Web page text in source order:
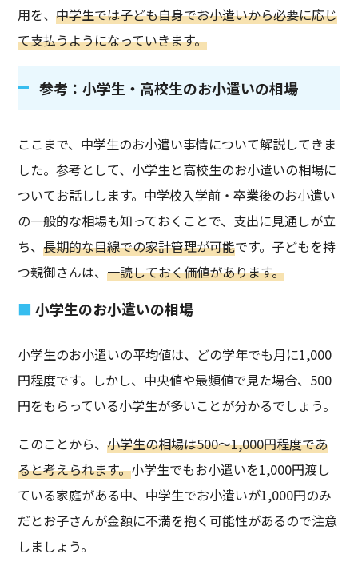
用を、中学生では子ども自身でお小遣いから必要に応じ
て支払うようになっていきます。
参考：小学生・高校生のお小遣いの相場
ここまで、中学生のお小遣い事情について解説してきま
した。参考として、小学生と高校生のお小遣いの相場に
ついてお話しします。中学校入学前・卒業後のお小遣い
の一般的な相場も知っておくことで、支出に見通しが立
ち、長期的な目線での家計管理が可能です。子どもを持
つ親御さんは、一読しておく価値があります。
小学生のお小遣いの相場
小学生のお小遣いの平均値は、どの学年でも月に1,000
円程度です。しかし、中央値や最頻値で見た場合、500
円をもらっている小学生が多いことが分かるでしょう。
このことから、小学生の相場は500～1,000円程度であ
ると考えられます。小学生でもお小遣いを1,000円渡し
ている家庭がある中、中学生でお小遣いが1,000円のみ
だとお子さんが金額に不満を抱く可能性があるので注意
しましょう。